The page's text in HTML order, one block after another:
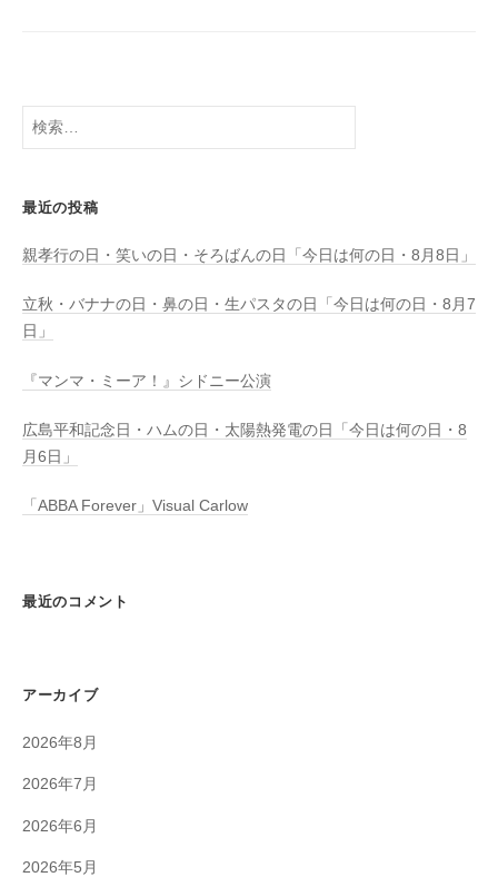
検
最近の投稿
親孝行の日・笑いの日・そろばんの日「今日は何の日・8月8日」
立秋・バナナの日・鼻の日・生パスタの日「今日は何の日・8月7
日」
『マンマ・ミーア！』シドニー公演
広島平和記念日・ハムの日・太陽熱発電の日「今日は何の日・8
月6日」
「ABBA Forever」Visual Carlow
最近のコメント
アーカイブ
2026年8月
2026年7月
2026年6月
2026年5月